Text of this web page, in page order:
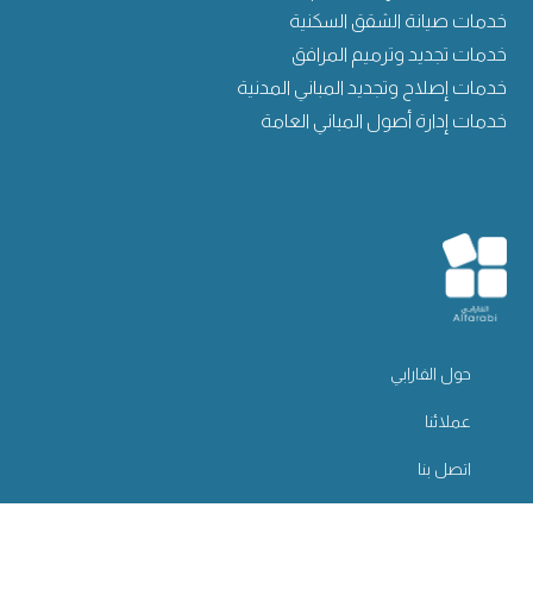
خدمات صيانة الشقق السكنية
خدمات تجديد وترميم المرافق
خدمات إصلاح وتجديد المباني المدنية
خدمات إدارة أصول المباني العامة
حول الفارابي
عملائنا
اتصل بنا